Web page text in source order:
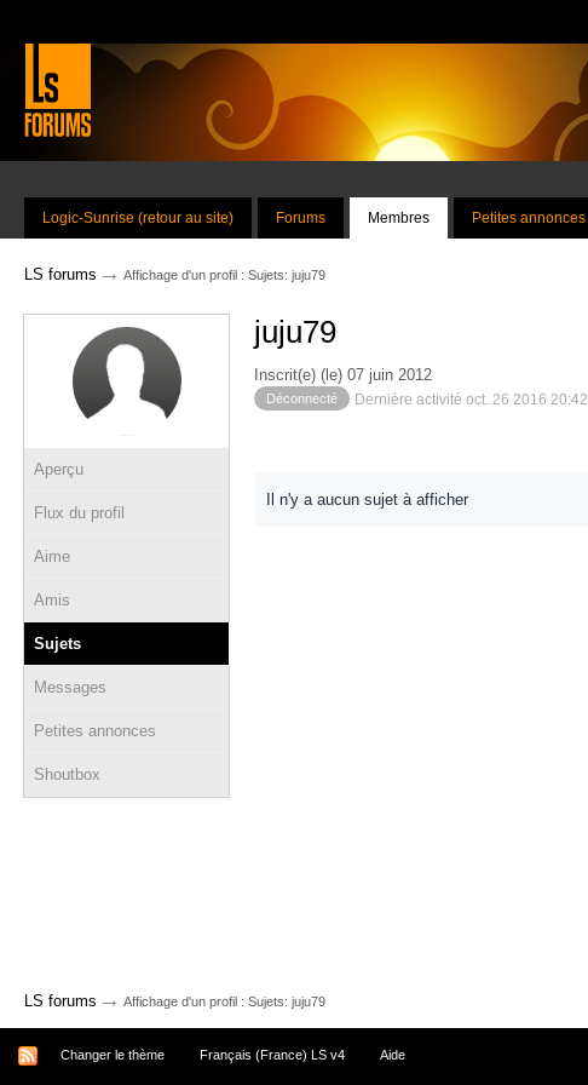
Logic-Sunrise (retour au site) Forums Membres Petites annonces
LS forums → Affichage d'un profil : Sujets: juju79
Aperçu
Flux du profil
Aime
Amis
Sujets
Messages
Petites annonces
Shoutbox
juju79
Inscrit(e) (le) 07 juin 2012
Déconnecté Dernière activité oct. 26 2016 20:42
Il n'y a aucun sujet à afficher
LS forums → Affichage d'un profil : Sujets: juju79
Changer le thème Français (France) LS v4 Aide